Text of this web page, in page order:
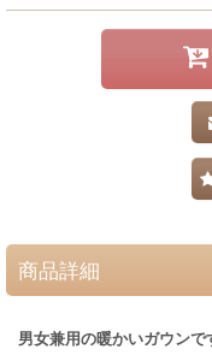
商品詳細
男女兼用の暖かいガウンで